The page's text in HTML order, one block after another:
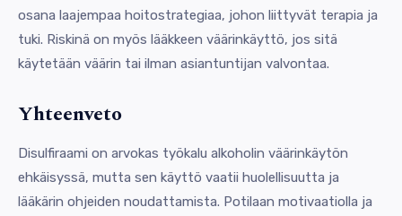
osana laajempaa hoitostrategiaa, johon liittyvät terapia ja
tuki. Riskinä on myös lääkkeen väärinkäyttö, jos sitä
käytetään väärin tai ilman asiantuntijan valvontaa.
Yhteenveto
Disulfiraami on arvokas työkalu alkoholin väärinkäytön
ehkäisyssä, mutta sen käyttö vaatii huolellisuutta ja
lääkärin ohjeiden noudattamista. Potilaan motivaatiolla ja